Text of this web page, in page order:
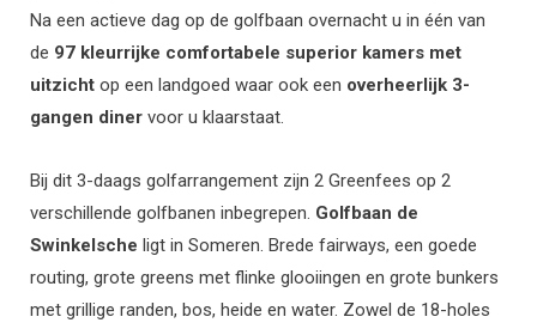
Na een actieve dag op de golfbaan overnacht u in één van
de 97 kleurrijke comfortabele superior kamers met
uitzicht op een landgoed waar ook een overheerlijk 3-
gangen diner voor u klaarstaat.
Bij dit 3-daags golfarrangement zijn 2 Greenfees op 2
verschillende golfbanen inbegrepen. Golfbaan de
Swinkelsche ligt in Someren. Brede fairways, een goede
routing, grote greens met flinke glooiingen en grote bunkers
met grillige randen, bos, heide en water. Zowel de 18-holes